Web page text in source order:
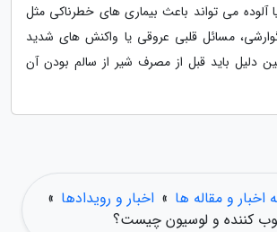
آلوده می تواند باعث بیماری های خطرناکی مثل
مسائل قلبی عروقی یا واکنش های شدید
دلیل باید قبل از مصرف شیر از سالم بودن آن
اخبار و مقاله ها » اخبار و رویدادها »
کننده و لوسیون چیست؟